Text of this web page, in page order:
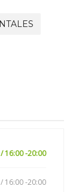
16:00 -20:00
16:00 -20:00